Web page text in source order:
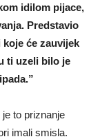
idilom pijace,
Predstavio
će zauvijek
ti uzeli bilo je
to priznanje
imali smisla.